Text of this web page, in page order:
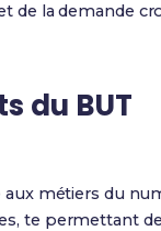
de la demande
du BUT
métiers du
te permettant